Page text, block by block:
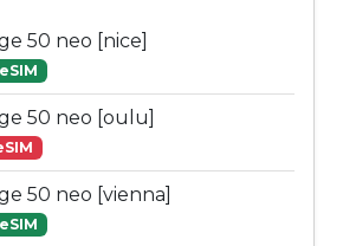
50 neo [nice]
50 neo [oulu]
50 neo [vienna]